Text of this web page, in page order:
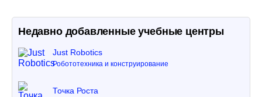
Недавно добавленные учебные центры
Just Robotics
Робототехника и конструирование
Точка Роста